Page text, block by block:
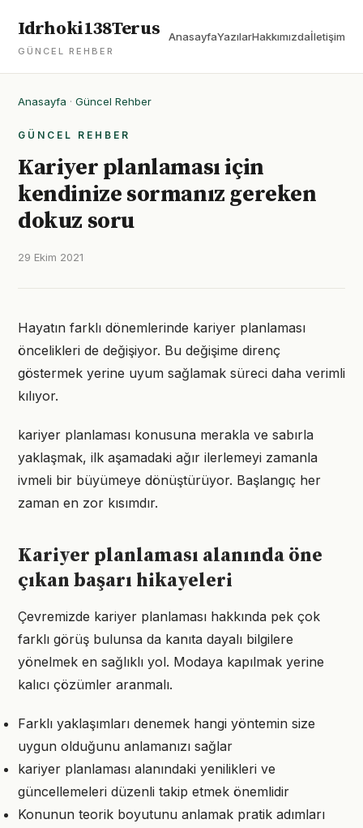
Idrhoki138Terus
GÜNCEL REHBER
AnasayfaYazılarHakkımızdaİletişim
Anasayfa · Güncel Rehber
GÜNCEL REHBER
Kariyer planlaması için
kendinize sormanız gereken
dokuz soru
29 Ekim 2021
Hayatın farklı dönemlerinde kariyer planlaması
öncelikleri de değişiyor. Bu değişime direnç
göstermek yerine uyum sağlamak süreci daha verimli
kılıyor.
kariyer planlaması konusuna merakla ve sabırla
yaklaşmak, ilk aşamadaki ağır ilerlemeyi zamanla
ivmeli bir büyümeye dönüştürüyor. Başlangıç her
zaman en zor kısımdır.
Kariyer planlaması alanında öne
çıkan başarı hikayeleri
Çevremizde kariyer planlaması hakkında pek çok
farklı görüş bulunsa da kanıta dayalı bilgilere
yönelmek en sağlıklı yol. Modaya kapılmak yerine
kalıcı çözümler aranmalı.
Farklı yaklaşımları denemek hangi yöntemin size
uygun olduğunu anlamanızı sağlar
kariyer planlaması alanındaki yenilikleri ve
güncellemeleri düzenli takip etmek önemlidir
Konunun teorik boyutunu anlamak pratik adımları